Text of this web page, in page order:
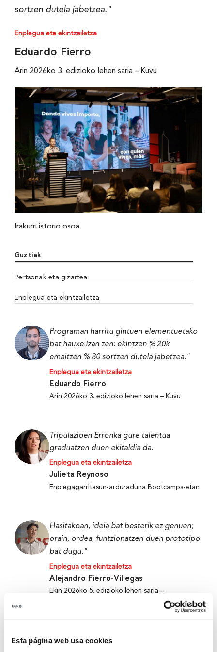
Esta página web usa cookies
sortzen dutela jabetzea."
Enplegua eta ekintzailetza
Eduardo Fierro
Arin 2026ko 3. edizioko lehen saria – Kuvu
Irakurri istorio osoa
Guztiak
Pertsonak eta gizartea
Enplegua eta ekintzailetza
Programan harritu gintuen elementuetako
bat hauxe izan zen: ekintzen % 20k
emaitzen % 80 sortzen dutela jabetzea."
Enplegua eta ekintzailetza
Eduardo Fierro
Arin 2026ko 3. edizioko lehen saria – Kuvu
Tripulazioen Erronka gure talentua
graduatzen duen ekitaldia da.
Enplegua eta ekintzailetza
Julieta Reynoso
Enplegagarritasun-arduraduna Bootcamps-etan
Hasitakoan, ideia bat besterik ez genuen;
orain, ordea, funtzionatzen duen prototipo
bat dugu."
Enplegua eta ekintzailetza
Alejandro Fierro-Villegas
Ekin 2026ko 5. edizioko lehen saria –
Tripulazioen Erronka gure talentua